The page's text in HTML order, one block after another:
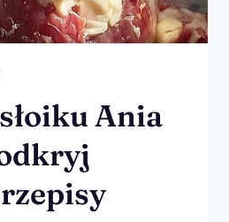
Ania